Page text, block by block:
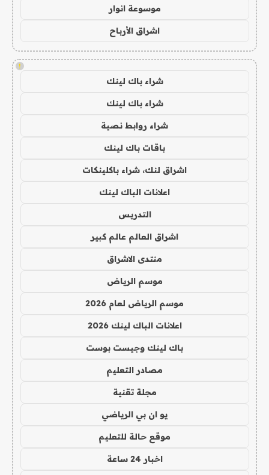
موسوعة انوار
اشراق الأرباح
!
شراء باك لينك
شراء باك لينك
شراء روابط نصية
باقات باك لينك
اشراق لنك، شراء باكلينكات
اعلانات الباك لينك
التدريس
اشراق العالم عالم كبير
منتدى الاشراق
موسم الرياض
موسم الرياض لعام 2026
اعلانات الباك لينك 2026
باك لينك وجيست بوست
مصادر التعليم
مجلة تقنية
يو ان بي الرياضي
موقع حالة للتعليم
اخبار 24 ساعة